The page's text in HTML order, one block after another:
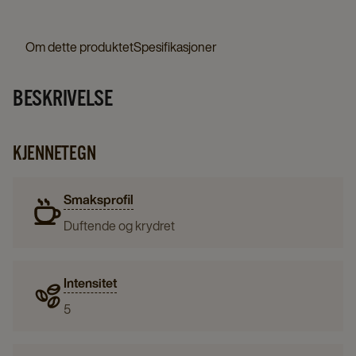
details
Om dette produktetSpesifikasjoner
BESKRIVELSE
KJENNETEGN
Smaksprofil
Duftende og krydret
Intensitet
5